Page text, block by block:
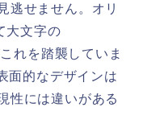
逃せません。オリ
大文字の
れを踏襲していま
面的なデザインは
性には違いがある